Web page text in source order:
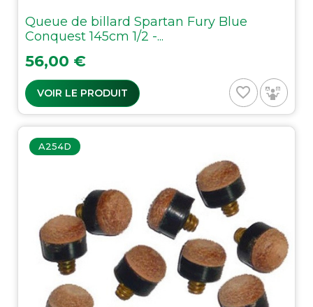
Queue de billard Spartan Fury Blue
Conquest 145cm 1/2 -...
Prix
56,00 €
VOIR LE PRODUIT favorite_border
A254D